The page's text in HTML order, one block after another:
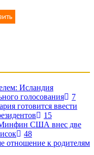
Исландия
голосования
7
готовится ввести
15
Минфин США внес две
48
отношение к родителям